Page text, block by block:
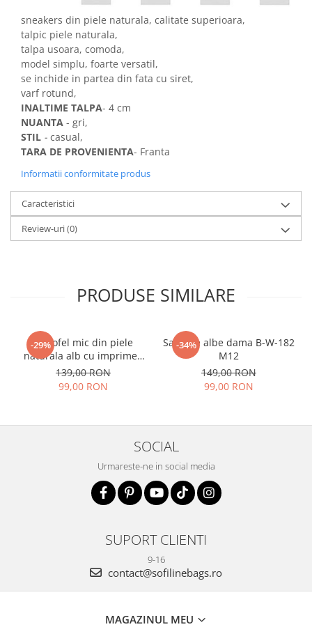
sneakers din piele naturala, calitate superioara,
talpic piele naturala,
talpa usoara, comoda,
model simplu, foarte versatil,
se inchide in partea din fata cu siret,
varf rotund,
INALTIME TALPA- 4 cm
NUANTA - gri,
STIL - casual,
TARA DE PROVENIENTA- Franta
Informatii conformitate produs
Caracteristici
Review-uri(0)
PRODUSE SIMILARE
-29%
Portofel mic din piele
naturala alb cu imprimeu
B-8912 07
139,00 RON
99,00 RON
-34%
Sandale albe dama B-W-182
M12
149,00 RON
99,00 RON
SOCIAL
Urmareste-ne in social media
SUPORT CLIENTI
9-16
contact@sofilinebags.ro
MAGAZINUL MEU